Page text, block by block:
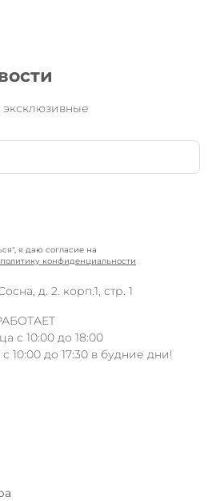
я даю согласие на
политику конфиденциальности
д. 2. корп.1, стр. 1
с 10:00 до 18:00
10:00 до 17:30 в будние дни!